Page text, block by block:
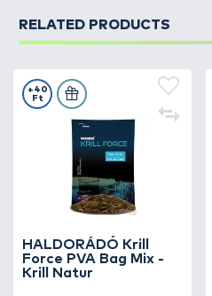
RELATED PRODUCTS
HALDORÁDÓ Krill
Force PVA Bag Mix -
Krill Natur
+40
Ft